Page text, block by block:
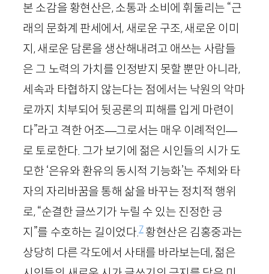
본 소감을 황현산은, 소통과 소비에 휘둘리는 “근
래의 문화계 판세에서, 새로운 구조, 새로운 이미
지, 새로운 담론을 생산해내려고 애쓰는 사람들
은 그 노력의 가치를 인정받지 못할 뿐만 아니라,
세속과 타협하지 않는다는 점에서는 낙원의 악마
로까지 치부되어 뒷공론의 피해를 입게 마련이
다”라고 격한 어조—그로서는 매우 이례적인—
로 토로한다. 그가 보기에 젊은 시인들의 시가 도
모한 ‘은유와 환유의 동시적 기능화’는 주체와 타
자의 자리바꿈을 통해 삶을 바꾸는 정치적 행위
로, “순결한 글쓰기가 누릴 수 있는 진정한 긍
지”를 수호하는 길이었다.7황현산은 김홍중과는
상당히 다른 각도에서 사태를 바라보는데, 젊은